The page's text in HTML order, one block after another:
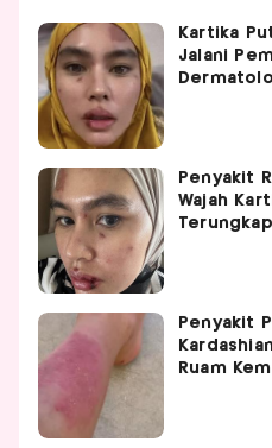
Kartika
Jalani
Penyakit
Wajah
Penyakit
Ruam